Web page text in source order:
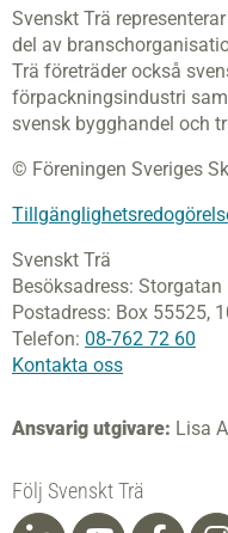
Svenskt Trä
del av
Trä företräder också
förpackningsindustri
svensk bygghandel och
© Föreningen Sveriges
Svenskt Trä
Besöksadress: Storgatan
Postadress: Box 55525,
Telefon: 08-762 72 60
Kontakta oss
Ansvarig utgivare: Lisa
Följ Svenskt Trä